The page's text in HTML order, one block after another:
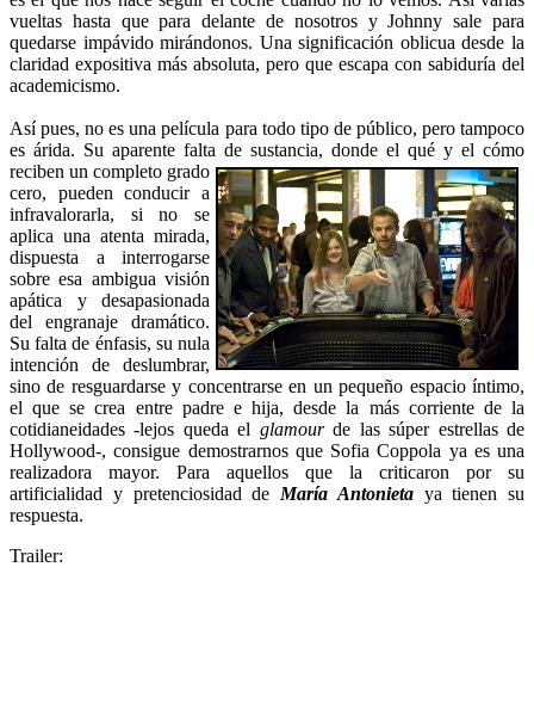
vueltas hasta que para delante de nosotros y Johnny sale para
quedarse impávido mirándonos. Una significación oblicua desde la
claridad expositiva más absoluta, pero que escapa con sabiduría del
academicismo.
Así pues, no es una película para todo tipo de público, pero tampoco
es árida. Su aparente falta de sustancia, donde el qué y el cómo
reciben un completo grado
cero, pueden conducir a
infravalorarla, si no se
aplica una atenta mirada,
dispuesta a interrogarse
sobre esa ambigua visión
apática y desapasionada
del engranaje dramático.
Su falta de énfasis, su nula
intención de deslumbrar,
sino de resguardarse y concentrarse en un pequeño espacio íntimo,
el que se crea entre padre e hija, desde la más corriente de la
cotidianeidades -lejos queda el glamourde las súper estrellas de
Hollywood-, consigue demostrarnos que Sofia Coppola ya es una
realizadora mayor. Para aquellos que la criticaron por su
artificialidad y pretenciosidad de María Antonietaya tienen su
respuesta.
Trailer: